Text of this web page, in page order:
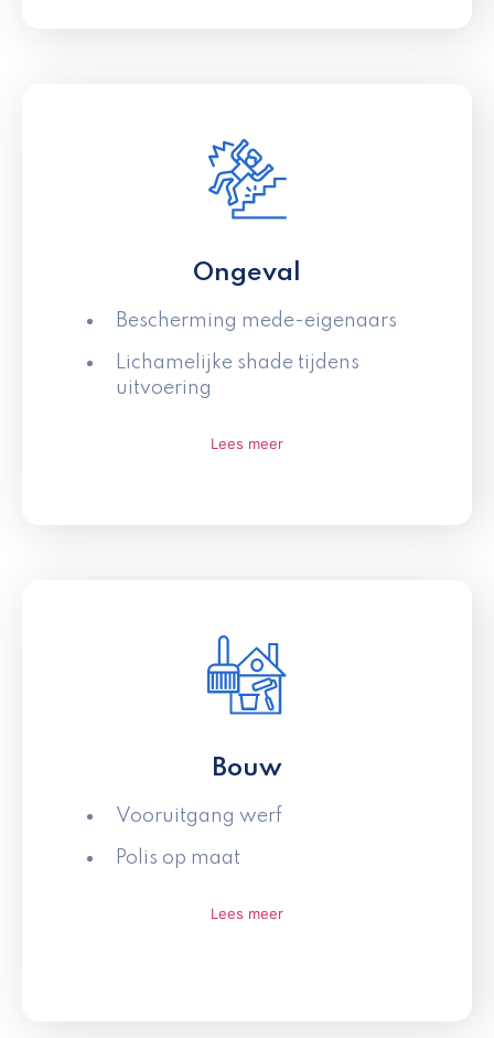
Ongeval
Bescherming mede-eigenaars
Lichamelijke shade tijdens
uitvoering
Lees meer
Bouw
Vooruitgang werf
Polis op maat
Lees meer